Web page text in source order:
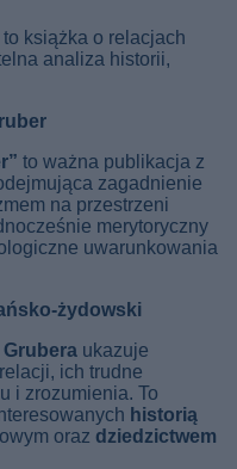
to książka o relacjach
analiza historii,
to ważna publikacja z
zagadnienie
na przestrzeni
merytoryczny
uwarunkowania
żydowski
Grubera ukazuje
ich trudne
i zrozumienia. To
historią
oraz dziedzictwem